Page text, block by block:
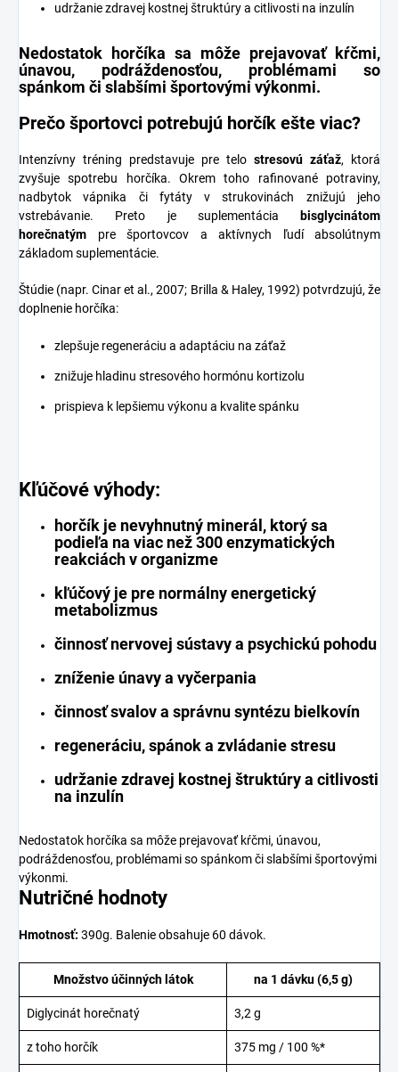
udržanie zdravej kostnej štruktúry a citlivosti na inzulín
Nedostatok horčíka sa môže prejavovať kŕčmi,
únavou, podráždenosťou, problémami so
spánkom či slabšími športovými výkonmi.
Prečo športovci potrebujú horčík ešte viac?
Intenzívny tréning predstavuje pre telo stresovú záťaž, ktorá
zvyšuje spotrebu horčíka. Okrem toho rafinované potraviny,
nadbytok vápnika či fytáty v strukovinách znižujú jeho
vstrebávanie. Preto je suplementácia
bisglycinátom
horečnatým pre športovcov a aktívnych ľudí absolútnym
základom suplementácie.
Štúdie (napr. Cinar et al., 2007; Brilla & Haley, 1992) potvrdzujú, že
doplnenie horčíka:
zlepšuje regeneráciu a adaptáciu na záťaž
znižuje hladinu stresového hormónu kortizolu
prispieva k lepšiemu výkonu a kvalite spánku
Kľúčové výhody:
horčík je nevyhnutný minerál, ktorý sa
podieľa na viac než 300 enzymatických
reakciách v organizme
kľúčový je pre normálny energetický
metabolizmus
činnosť nervovej sústavy a psychickú pohodu
zníženie únavy a vyčerpania
činnosť svalov a správnu syntézu bielkovín
regeneráciu, spánok a zvládanie stresu
udržanie zdravej kostnej štruktúry a citlivosti
na inzulín
Nedostatok horčíka sa môže prejavovať kŕčmi, únavou,
podráždenosťou, problémami so spánkom či slabšími športovými
výkonmi.
Nutričné hodnoty
Hmotnosť: 390g. Balenie obsahuje 60 dávok.
Množstvo účinných látok na 1 dávku (6,5 g)
Diglycinát horečnatý 3,2 g
z toho horčík 375 mg / 100 %*